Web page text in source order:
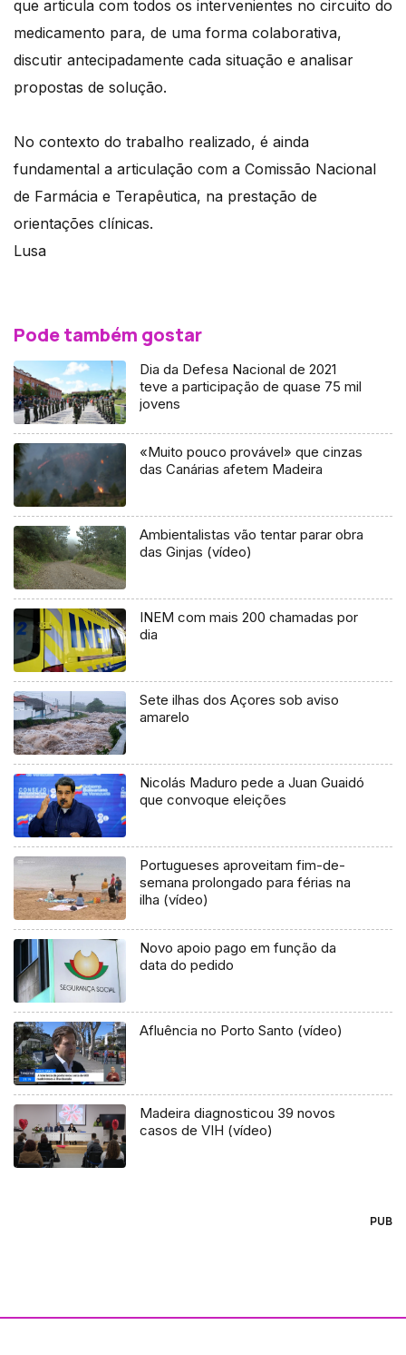
que articula com todos os intervenientes no circuito do
medicamento para, de uma forma colaborativa,
discutir antecipadamente cada situação e analisar
propostas de solução.
No contexto do trabalho realizado, é ainda
fundamental a articulação com a Comissão Nacional
de Farmácia e Terapêutica, na prestação de
orientações clínicas.
Lusa
Pode também gostar
Dia da Defesa Nacional de 2021
teve a participação de quase 75 mil
jovens
«Muito pouco provável» que cinzas
das Canárias afetem Madeira
Ambientalistas vão tentar parar obra
das Ginjas (vídeo)
INEM com mais 200 chamadas por
dia
Sete ilhas dos Açores sob aviso
amarelo
Nicolás Maduro pede a Juan Guaidó
que convoque eleições
Portugueses aproveitam fim-de-
semana prolongado para férias na
ilha (vídeo)
Novo apoio pago em função da
data do pedido
Afluência no Porto Santo (vídeo)
Madeira diagnosticou 39 novos
casos de VIH (vídeo)
PUB